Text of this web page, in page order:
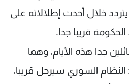
خلال أحدث إطلالاته على
قريبا جدا.
جدا هذه الأيام، وهما
السوري سيرحل قريبا،